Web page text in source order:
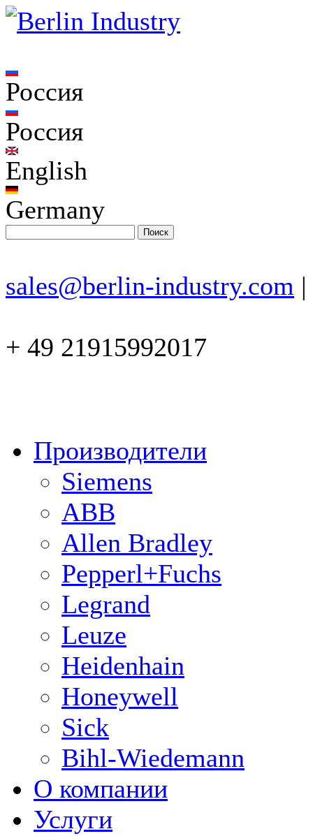
Россия
Россия
English
Germany
sales@berlin-industry.com |
+ 49 21915992017
Производители
Siemens
ABB
Allen Bradley
Pepperl+Fuchs
Legrand
Leuze
Heidenhain
Honeywell
Sick
Bihl-Wiedemann
О компании
Услуги